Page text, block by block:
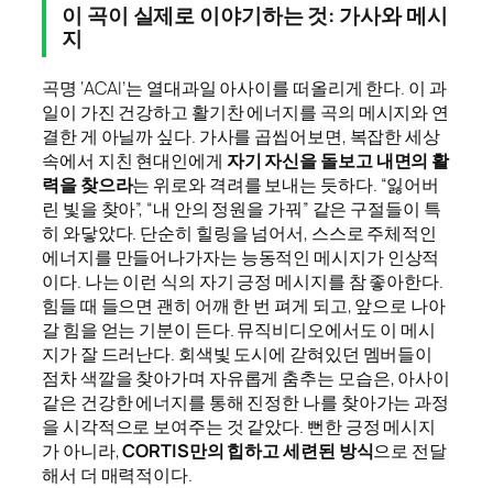
이 곡이 실제로 이야기하는 것: 가사와 메시
지
곡명 ‘ACAI’는 열대과일 아사이를 떠올리게 한다. 이 과
일이 가진 건강하고 활기찬 에너지를 곡의 메시지와 연
결한 게 아닐까 싶다. 가사를 곱씹어보면, 복잡한 세상
속에서 지친 현대인에게 자기 자신을 돌보고 내면의 활
력을 찾으라는 위로와 격려를 보내는 듯하다. “잃어버
린 빛을 찾아”, “내 안의 정원을 가꿔” 같은 구절들이 특
히 와닿았다. 단순히 힐링을 넘어서, 스스로 주체적인
에너지를 만들어나가자는 능동적인 메시지가 인상적
이다. 나는 이런 식의 자기 긍정 메시지를 참 좋아한다.
힘들 때 들으면 괜히 어깨 한 번 펴게 되고, 앞으로 나아
갈 힘을 얻는 기분이 든다. 뮤직비디오에서도 이 메시
지가 잘 드러난다. 회색빛 도시에 갇혀있던 멤버들이
점차 색깔을 찾아가며 자유롭게 춤추는 모습은, 아사이
같은 건강한 에너지를 통해 진정한 나를 찾아가는 과정
을 시각적으로 보여주는 것 같았다. 뻔한 긍정 메시지
가 아니라,CORTIS만의 힙하고 세련된 방식으로 전달
해서 더 매력적이다.